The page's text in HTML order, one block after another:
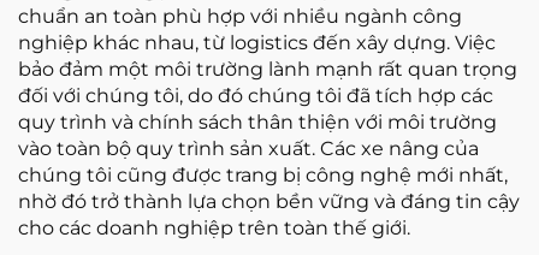
chuẩn an toàn phù hợp với nhiều ngành công
nghiệp khác nhau, từ logistics đến xây dựng. Việc
bảo đảm một môi trường lành mạnh rất quan trọng
đối với chúng tôi, do đó chúng tôi đã tích hợp các
quy trình và chính sách thân thiện với môi trường
vào toàn bộ quy trình sản xuất. Các xe nâng của
chúng tôi cũng được trang bị công nghệ mới nhất,
nhờ đó trở thành lựa chọn bền vững và đáng tin cậy
cho các doanh nghiệp trên toàn thế giới.